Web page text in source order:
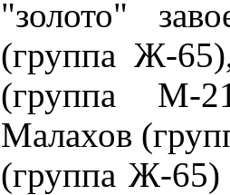
"золото"
(группа Ж-
(группа М-
Малахов
(группа Ж-65)